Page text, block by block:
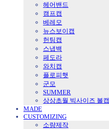
헤어밴드
캠프캡
베레모
뉴스보이캡
헌팅캡
스냅백
페도라
와치캡
플로피햇
군모
SUMMER
상상초월 빅사이즈 볼캡
MADE
CUSTOMIZING
소량제작